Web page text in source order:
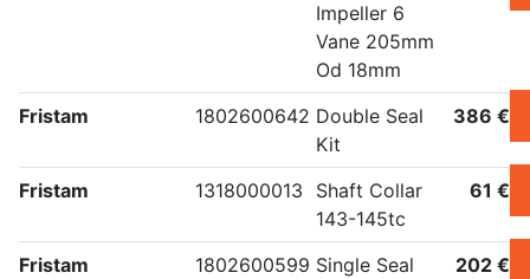
Impeller 6
Vane 205mm
Od 18mm
Fristam 1802600642 Double Seal
Kit
386 €
Fristam 1318000013
Shaft Collar
143-145tc
61 €
Fristam 1802600599 Single Seal
202 €